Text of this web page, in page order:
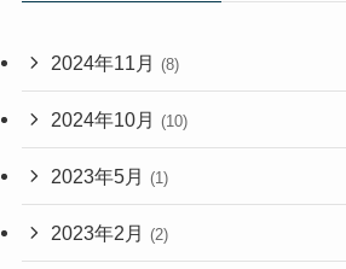
2024年11月 (8)
2024年10月 (10)
2023年5月 (1)
2023年2月 (2)